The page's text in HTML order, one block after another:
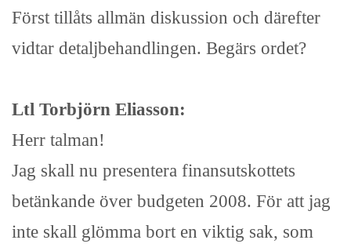
Först tillåts allmän diskussion och därefter
vidtar detaljbehandlingen. Begärs ordet?
Ltl Torbjörn Eliasson:
Herr talman!
Jag skall nu presentera finansutskottets
betänkande över budgeten 2008. För att jag
inte skall glömma bort en viktig sak, som